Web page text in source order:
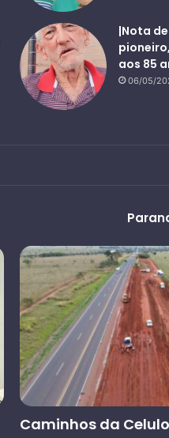
|Nota
aos 85
06/05/
Caminhos da